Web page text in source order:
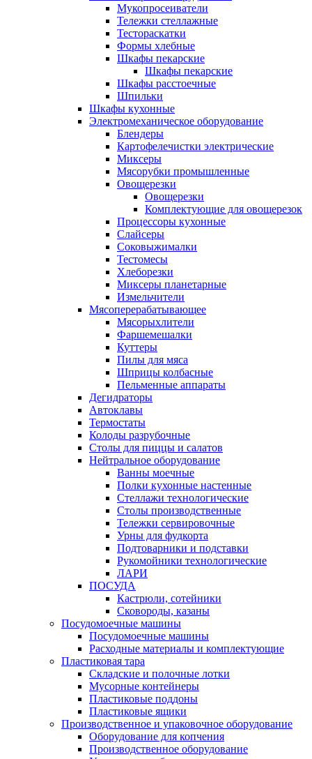
Мукопросеиватели
Тележки стеллажные
Тестораскатки
Формы хлебные
Шкафы пекарские
Шкафы пекарские
Шкафы расстоечные
Шпильки
Шкафы кухонные
Электромеханическое оборудование
Блендеры
Картофелечистки электрические
Миксеры
Мясорубки промышленные
Овощерезки
Овощерезки
Комплектующие для овощерезок
Процессоры кухонные
Слайсеры
Соковыжималки
Тестомесы
Хлеборезки
Миксеры планетарные
Измельчители
Мясоперерабатывающее
Мясорыхлители
Фаршемешалки
Куттеры
Пилы для мяса
Шприцы колбасные
Пельменные аппараты
Дегидраторы
Автоклавы
Термостаты
Колоды разрубочные
Столы для пиццы и салатов
Нейтральное оборудование
Ванны моечные
Полки кухонные настенные
Стеллажи технологические
Столы производственные
Тележки сервировочные
Урны для фудкорта
Подтоварники и подставки
Рукомойники технологические
ЛАРИ
ПОСУДА
Кастрюли, сотейники
Сковороды, казаны
Посудомоечные машины
Посудомоечные машины
Расходные материалы и комплектующие
Пластиковая тара
Складские и полочные лотки
Мусорные контейнеры
Пластиковые поддоны
Пластиковые ящики
Производственное и упаковочное оборудование
Оборудование для копчения
Производственное оборудование